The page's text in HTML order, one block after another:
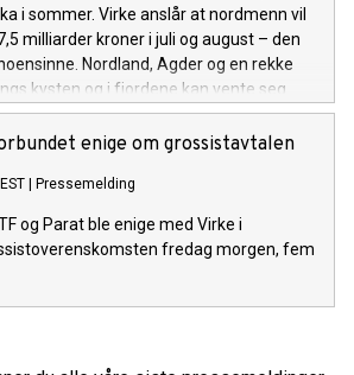
i sommer. Virke anslår at nordmenn vil
milliarder kroner i juli og august – den
Nordland, Agder og en rekke
kysten og i fjordene kan vente seg
enige om grossistavtalen
Pressemelding
og Parat ble enige med Virke i
fredag morgen, fem